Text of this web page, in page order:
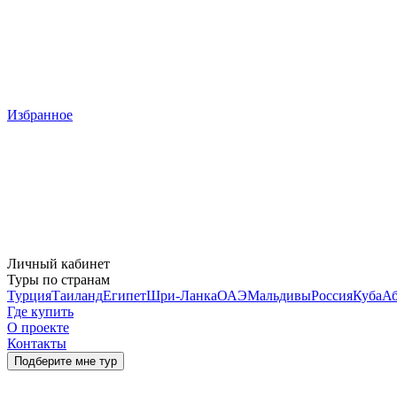
Избранное
Личный кабинет
Туры по странам
ТурцияТаиландЕгипетШри-ЛанкаОАЭМальдивыРоссияКуба
Где купить
О проекте
Контакты
Подберите мне тур